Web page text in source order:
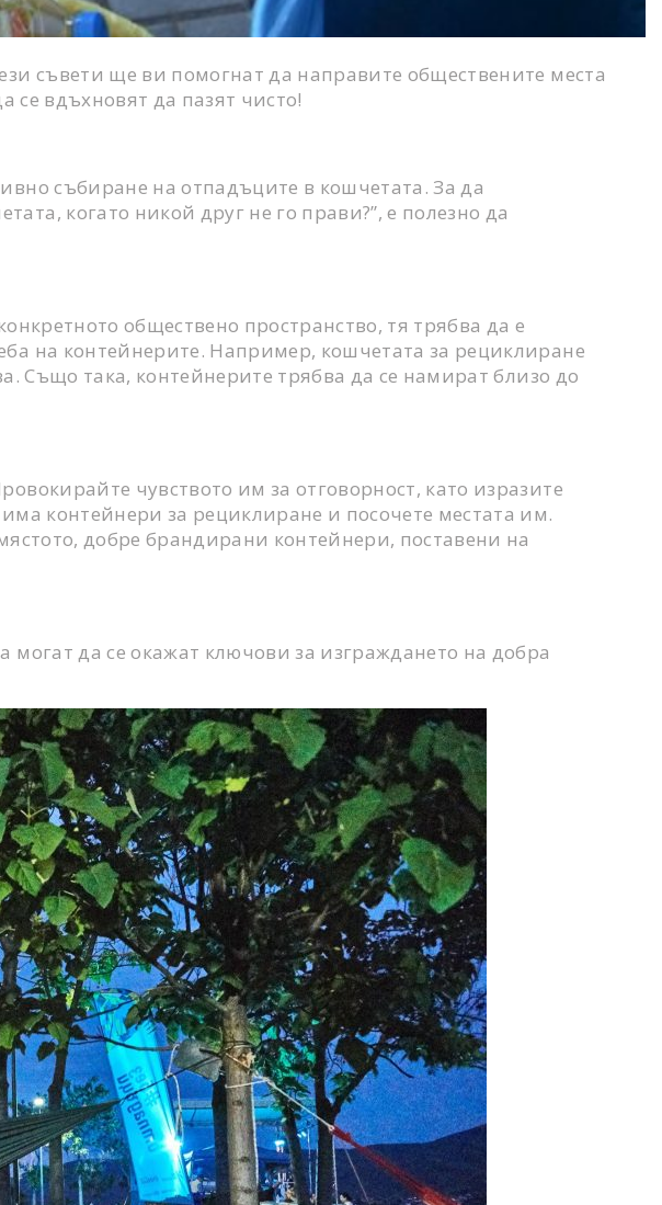
съвети ще ви помогнат да направите обществените места
се вдъхновят да пазят чисто!
събиране на отпадъците в кошчетата. За да
когато никой друг не го прави?”, е полезно да
обществено пространство, тя трябва да е
на контейнерите. Например, кошчетата за рециклиране
Също така, контейнерите трябва да се намират близо до
чувството им за отговорност, като изразите
контейнери за рециклиране и посочете местата им.
добре брандирани контейнери, поставени на
да се окажат ключови за изграждането на добра